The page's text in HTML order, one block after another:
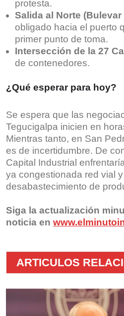
protesta.
Salida al Norte (Bulevar
obligado hacia el puerto
primer punto de toma.
Intersección de la 27
de contenedores.
¿Qué esperar para hoy?
Se espera que las
Tegucigalpa inicien en
Mientras tanto, en San
es de incertidumbre. De
Capital Industrial
ya congestionada red vial
desabastecimiento de
Siga la actualización
noticia en
ARTICULOS